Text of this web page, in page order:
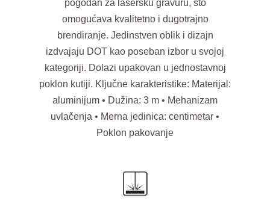
pogodan za lasersku gravuru, što
omogućava kvalitetno i dugotrajno
brendiranje. Jedinstven oblik i dizajn
izdvajaju DOT kao poseban izbor u svojoj
kategoriji. Dolazi upakovan u jednostavnoj
poklon kutiji. Ključne karakteristike: Materijal:
aluminijum • Dužina: 3 m • Mehanizam
uvlačenja • Merna jedinica: centimetar •
Poklon pakovanje